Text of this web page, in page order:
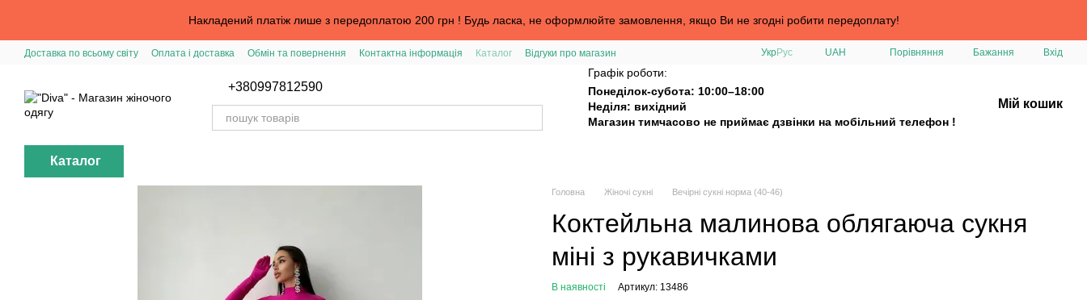
Накладений платіж лише з передоплатою 200 грн ! Будь ласка, не оформлюйте замовлення, якщо Ви не згодні робити передоплату!
Доставка по всьому світу Оплата і доставка Обмін та повернення Контактна інформація Каталог
Відгуки про магазин
УкрРус UAH Порівняння Бажання Вхід
+380997812590
Графік роботи:
Понеділок-субота: 10:00–18:00
Неділя: вихідний
Магазин тимчасово не приймає дзвінки на мобільний телефон !
Мій кошик
Каталог
Головна Жіночі сукні Вечірні сукні норма (40-46)
Коктейльна малинова облягаюча сукня
міні з рукавичками
В наявності Артикул: 13486